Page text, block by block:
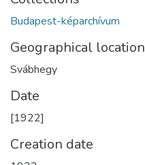
Budapest-képarchívum
Geographical location
Svábhegy
Date
[1922]
Creation date